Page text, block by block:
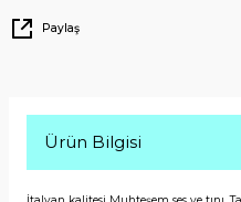
Paylaş
Ürün Bilgisi